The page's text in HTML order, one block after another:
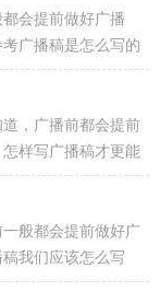
会提前做好广播
广播稿是怎么写的
参考借鉴...
，广播前都会提前
样写广播稿才更能
，仅供...
般都会提前做好广
我们应该怎么写
参考，欢迎...